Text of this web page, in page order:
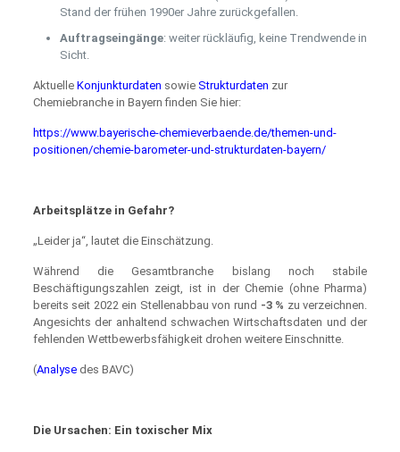
Stand der frühen 1990er Jahre zurückgefallen.
Auftragseingänge: weiter rückläufig, keine Trendwende in
Sicht.
Aktuelle Konjunkturdaten sowie Strukturdaten zur
Chemiebranche in Bayern finden Sie hier:
https://www.bayerische-chemieverbaende.de/themen-und-
positionen/chemie-barometer-und-strukturdaten-bayern/
Arbeitsplätze in Gefahr?
„Leider ja“, lautet die Einschätzung.
Während die Gesamtbranche bislang noch stabile
Beschäftigungszahlen zeigt, ist in der Chemie (ohne Pharma)
bereits seit 2022 ein Stellenabbau von rund -3 % zu verzeichnen.
Angesichts der anhaltend schwachen Wirtschaftsdaten und der
fehlenden Wettbewerbsfähigkeit drohen weitere Einschnitte.
(Analysedes BAVC)
Die Ursachen: Ein toxischer Mix